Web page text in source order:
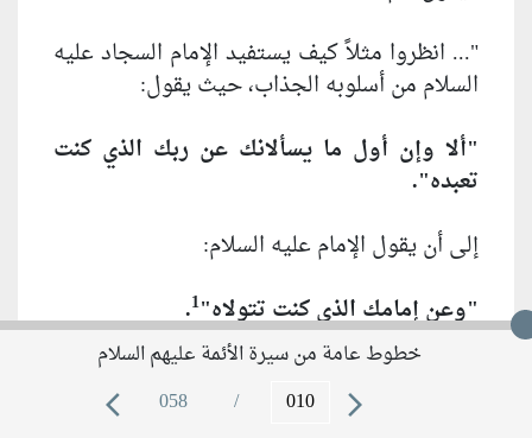
"... انظروا مثلاً كيف يستفيد الإمام السجاد عليه
السلام من أسلوبه الجذاب، حيث يقول:
"ألا وإن أول ما يسألانك عن ربك الذي كنت
تعبده".
إلى أن يقول الإمام عليه السلام:
"وعن إمامك الذي كنت تتولاه"1
.
هو هنا يطرح موضوع الإمامة، وقضية الإمامة
عند الأئمة تعني قضية الحكومة أيضاً، إذ لا يوجد
خطوط عامة من سيرة الأئمة عليهم السلام
arrow_forward_ios
/
058
arrow_back_ios